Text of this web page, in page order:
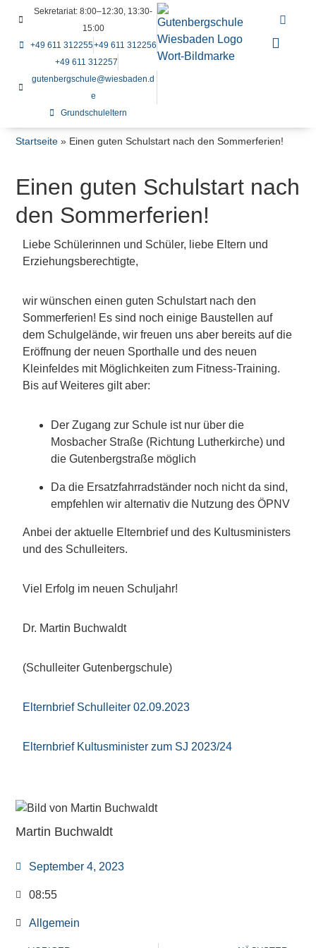
Sekretariat: 8:00–12:30, 13:30-
15:00
+49 611 312255+49 611 312256
+49 611 312257
gutenbergschule@wiesbaden.d
e
Grundschuleltern
Startseite » Einen guten Schulstart nach den Sommerferien!
Einen guten Schulstart nach
den Sommerferien!
Liebe Schülerinnen und Schüler, liebe Eltern und
Erziehungsberechtigte,
wir wünschen einen guten Schulstart nach den
Sommerferien! Es sind noch einige Baustellen auf
dem Schulgelände, wir freuen uns aber bereits auf die
Eröffnung der neuen Sporthalle und des neuen
Kleinfeldes mit Möglichkeiten zum Fitness-Training.
Bis auf Weiteres gilt aber:
Der Zugang zur Schule ist nur über die
Mosbacher Straße (Richtung Lutherkirche) und
die Gutenbergstraße möglich
Da die Ersatzfahrradständer noch nicht da sind,
empfehlen wir alternativ die Nutzung des ÖPNV
Anbei der aktuelle Elternbrief und des Kultusministers
und des Schulleiters.
Viel Erfolg im neuen Schuljahr!
Dr. Martin Buchwaldt
(Schulleiter Gutenbergschule)
Elternbrief Schulleiter 02.09.2023
Elternbrief Kultusminister zum SJ 2023/24
Martin Buchwaldt
September 4, 2023
08:55
Allgemein